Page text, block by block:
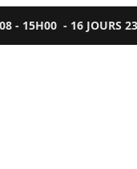
- 15H00 - 16 JOURS23